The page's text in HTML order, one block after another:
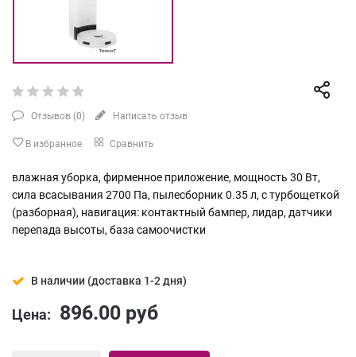
Отзывов (0) Написать отзыв
В избранное Сравнить
влажная уборка, фирменное приложение, мощность 30 Вт,
сила всасывания 2700 Па, пылесборник 0.35 л, с турбощеткой
(разборная), навигация: контактный бампер, лидар, датчики
перепада высоты, база самоочистки
В наличии (доставка 1-2 дня)
Цена: 896.00 руб